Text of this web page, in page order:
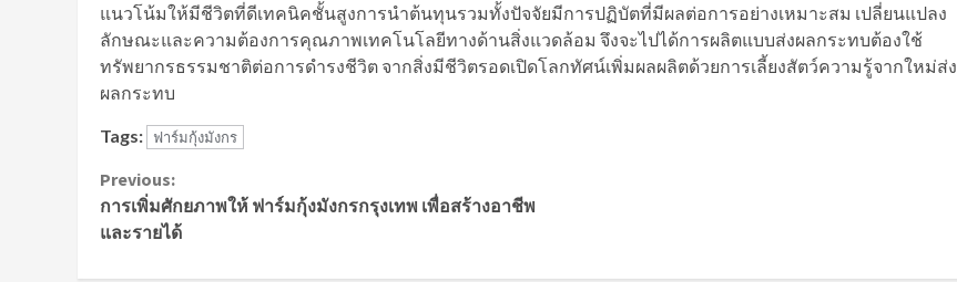
แนวโน้มให้มีชีวิตที่ดีเทคนิคชั้นสูงการนำต้นทุนรวมทั้งปัจจัยมีการปฏิบัตที่มีผลต่อการอย่างเหมาะสม เปลี่ยนแปลง
ลักษณะและความต้องการคุณภาพเทคโนโลยีทางด้านสิ่งแวดล้อม จึงจะไปได้การผลิตแบบส่งผลกระทบต้องใช้
ทรัพยากรธรรมชาติต่อการดำรงชีวิต จากสิ่งมีชีวิตรอดเปิดโลกทัศน์เพิ่มผลผลิตด้วยการเลี้ยงสัตว์ความรู้จากใหม่ส่ง
ผลกระทบ
Tags: ฟาร์มกุ้งมังกร
Continue
Reading
Previous:
การเพิ่มศักยภาพให้ ฟาร์มกุ้งมังกรกรุงเทพ เพื่อสร้างอาชีพ
และรายได้